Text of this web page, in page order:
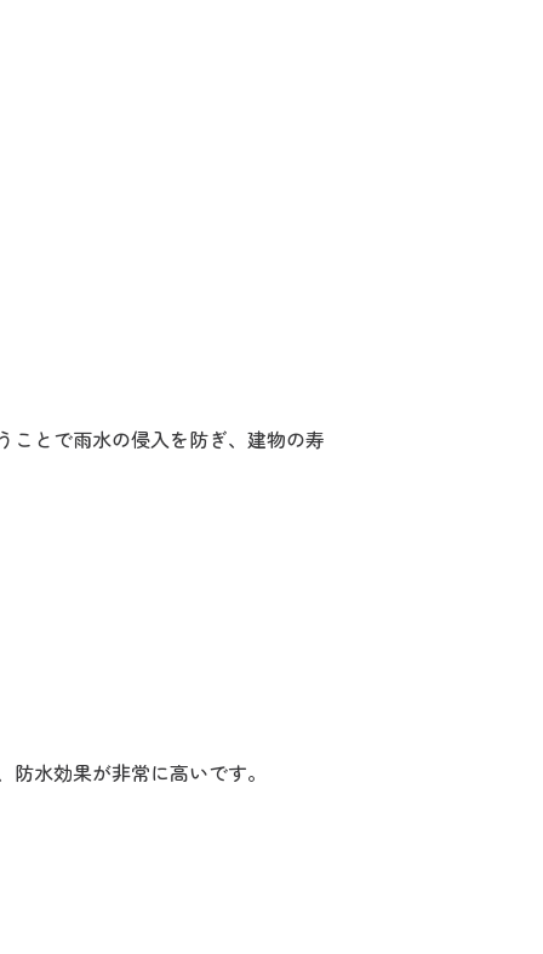
ことで雨水の侵入を防ぎ、建物の寿
水効果が非常に高いです。